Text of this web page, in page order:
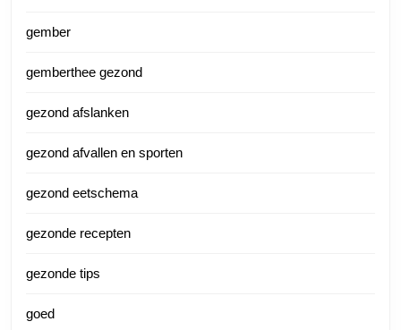
gember
gemberthee gezond
gezond afslanken
gezond afvallen en sporten
gezond eetschema
gezonde recepten
gezonde tips
goed